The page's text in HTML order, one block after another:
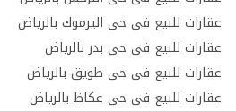
عقارات للبيع فى حى اليرموك بالرياض
عقارات للبيع فى حى بدر بالرياض
عقارات للبيع فى حى طويق بالرياض
عقارات للبيع فى حى عكاظ بالرياض